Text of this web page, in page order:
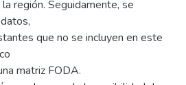
región. Seguidamente, se
que no se incluyen en este
matriz FODA.